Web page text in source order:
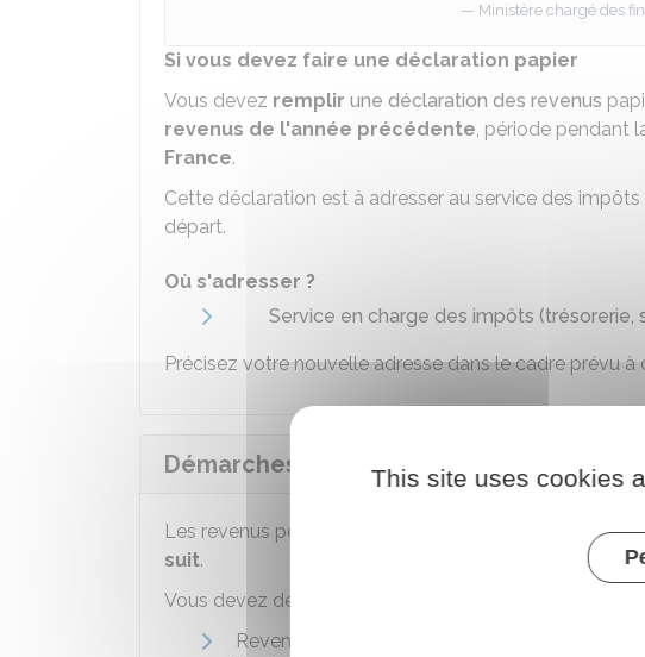
Ministère chargé des
Si vous devez faire une déclaration papier
Vous devez remplir une déclaration des revenus
revenus de l'année précédente, période pendant
France.
Cette déclaration est à adresser au service des
départ.
Où s'adresser ?
Service en charge des impôts (trésorerie,
Précisez votre nouvelle adresse dans le cadre prévu à
Démarches à réaliser l'année qui suit
Les revenus perçus l'année de votre départ sont
à
suit.
Vous devez déclarer les revenus suivants :
Revenus de sources française et étrangère
This site uses cookies